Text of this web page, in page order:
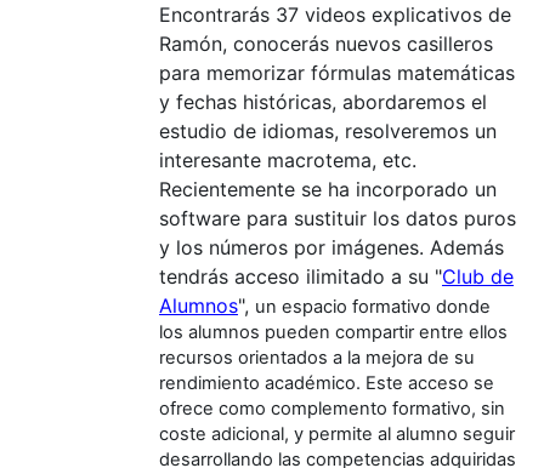
Encontrarás 37 videos explicativos de
Ramón, conocerás nuevos casilleros
para memorizar fórmulas matemáticas
y fechas históricas, abordaremos el
estudio de idiomas, resolveremos un
interesante macrotema, etc.
Recientemente se ha incorporado un
software para sustituir los datos puros
y los números por imágenes. Además
tendrás acceso ilimitado a su "Club de
Alumnos", un espacio formativo donde
los alumnos pueden compartir entre ellos
recursos orientados a la mejora de su
rendimiento académico. Este acceso se
ofrece como complemento formativo, sin
coste adicional, y permite al alumno seguir
desarrollando las competencias adquiridas